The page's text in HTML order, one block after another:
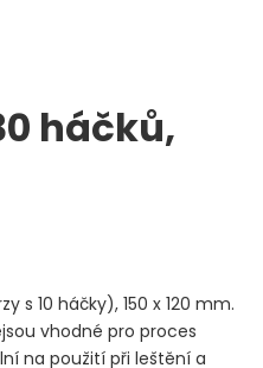
háčků,
s 10 háčky), 150 x 120 mm.
vhodné pro proces
na použití při leštění a